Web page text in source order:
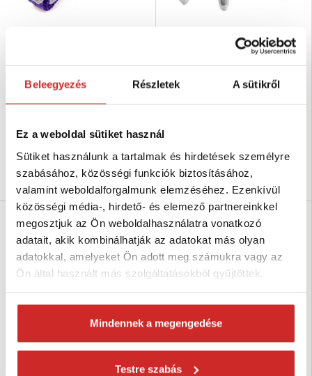
Beleegyezés Részletek A sütikről
Ez a weboldal sütiket használ
Sütiket használunk a tartalmak és hirdetések személyre
szabásához, közösségi funkciók biztosításához,
valamint weboldalforgalmunk elemzéséhez. Ezenkívül
közösségi média-, hirdető- és elemező partnereinkkel
megosztjuk az Ön weboldalhasználatra vonatkozó
adatait, akik kombinálhatják az adatokat más olyan
adatokkal, amelyeket Ön adott meg számukra vagy az
Ön által használt más szolgáltatásokból gyűjtöttek.
Mindennek a megengedése
Testre szabás
Teherbírás (T): 1 T
Hosszúság (m): 2 m
Szélesség: 30 mm
Kosárba
SVX Szem/szem - emelőszíj Lila
Kosárba
SVX
SVX Szem/szem - emelőszíj Zöld
EU SELECT Szem/szem -